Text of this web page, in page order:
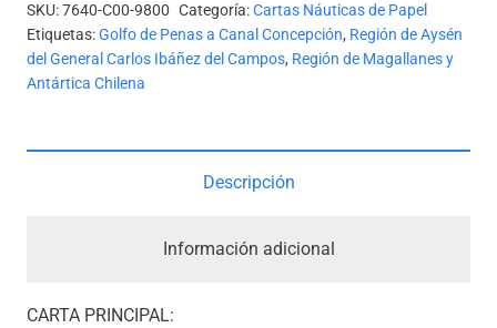
Y
LADRILLERO,
CANAL
A
Knick)
SKU:7640-C00-9800 Categoría:Cartas Náuticas de Papel
Etiquetas:Golfo de Penas a Canal Concepción, Región de Aysén
del General Carlos Ibáñez del Campos, Región de Magallanes y
Antártica Chilena
Descripción
Información adicional
CARTA PRINCIPAL: